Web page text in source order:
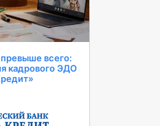
всего:
кадрового ЭДО